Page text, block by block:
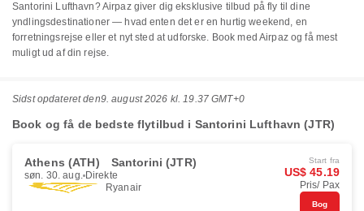
Santorini Lufthavn? Airpaz giver dig eksklusive tilbud på fly til dine
yndlingsdestinationer — hvad enten det er en hurtig weekend, en
forretningsrejse eller et nyt sted at udforske. Book med Airpaz og få mest
muligt ud af din rejse.
Sidst opdateret den9. august 2026 kl. 19.37 GMT+0
Book og få de bedste flytilbud i Santorini Lufthavn (JTR)
Athens (ATH) Santorini (JTR)
søn. 30. aug. Direkte
Ryanair
Start fra
US$ 45.19
Pris/ Pax
Bog